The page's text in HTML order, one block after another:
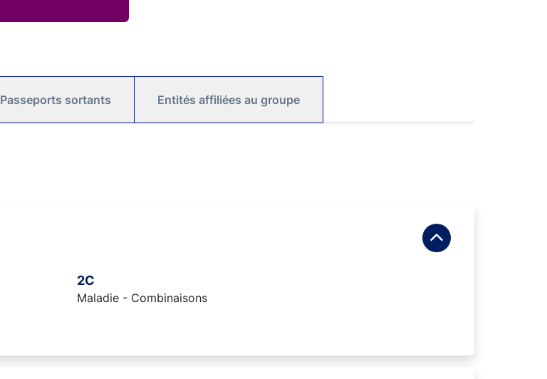
Passeports sortants Entités affiliées au groupe
2C
Maladie - Combinaisons